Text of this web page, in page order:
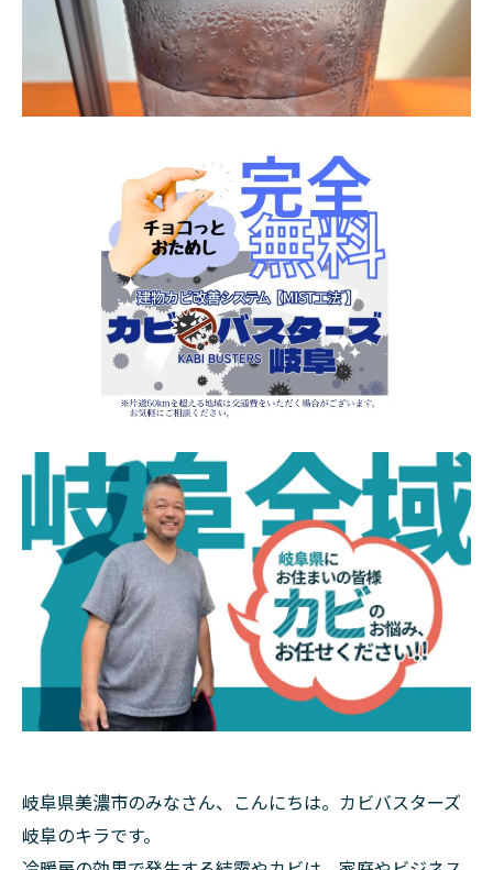
岐阜県美濃市のみなさん、こんにちは。カビバスターズ
岐阜のキラです。